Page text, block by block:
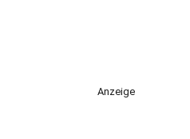
Anzeige